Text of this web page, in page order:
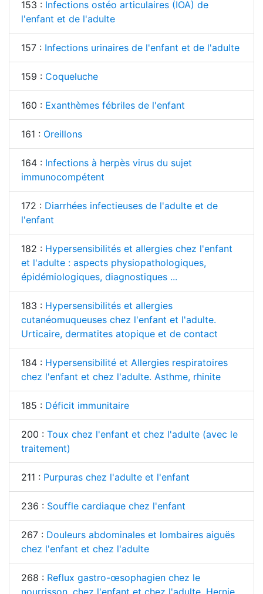
153 : Infections ostéo articulaires (IOA) de
l'enfant et de l'adulte
157 : Infections urinaires de l'enfant et de l'adulte
159 : Coqueluche
160 : Exanthèmes fébriles de l'enfant
161 : Oreillons
164 : Infections à herpès virus du sujet
immunocompétent
172 : Diarrhées infectieuses de l'adulte et de
l'enfant
182 : Hypersensibilités et allergies chez l'enfant
et l'adulte : aspects physiopathologiques,
épidémiologiques, diagnostiques ...
183 : Hypersensibilités et allergies
cutanéomuqueuses chez l'enfant et l'adulte.
Urticaire, dermatites atopique et de contact
184 : Hypersensibilité et Allergies respiratoires
chez l'enfant et chez l'adulte. Asthme, rhinite
185 : Déficit immunitaire
200 : Toux chez l'enfant et chez l'adulte (avec le
traitement)
211 : Purpuras chez l'adulte et l'enfant
236 : Souffle cardiaque chez l'enfant
267 : Douleurs abdominales et lombaires aiguës
chez l'enfant et chez l'adulte
268 : Reflux gastro-œsophagien chez le
nourrisson, chez l'enfant et chez l'adulte. Hernie